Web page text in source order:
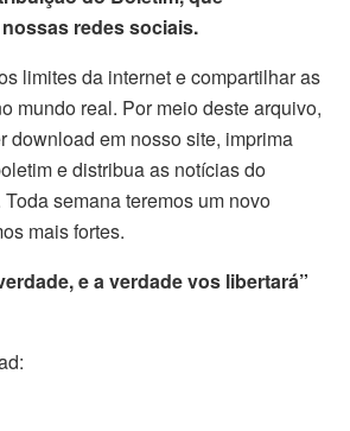
redes sociais.
limites da internet e compartilhar as
mundo real. Por meio deste arquivo,
download em nosso site, imprima
e distribua as notícias do
semana teremos um novo
mais fortes.
e a verdade vos libertará”